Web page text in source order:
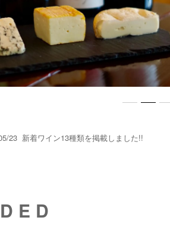
23 新着ワイン13種類を掲載しました!!